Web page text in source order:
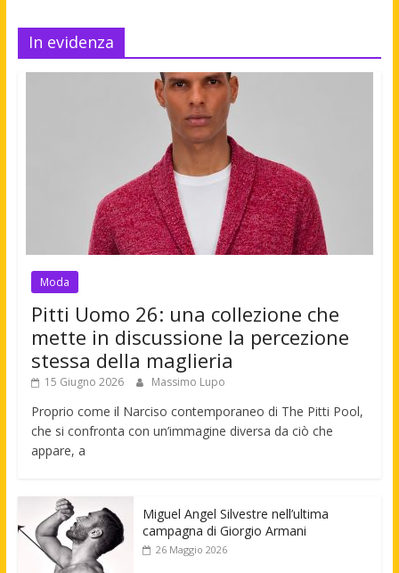
In evidenza
Moda
Pitti Uomo 26: una collezione che
mette in discussione la percezione
stessa della maglieria
15 Giugno 2026 Massimo Lupo
Proprio come il Narciso contemporaneo di The Pitti Pool,
che si confronta con un’immagine diversa da ciò che
appare, a
Miguel Angel Silvestre nell’ultima
campagna di Giorgio Armani
26 Maggio 2026